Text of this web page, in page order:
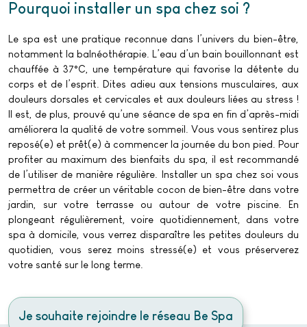
Pourquoi installer un spa chez soi ?
Le spa est une pratique reconnue dans l’univers du bien-être,
notamment la balnéothérapie. L’eau d’un bain bouillonnant est
chauffée à 37°C, une température qui favorise la détente du
corps et de l’esprit. Dites adieu aux tensions musculaires, aux
douleurs dorsales et cervicales et aux douleurs liées au stress !
Il est, de plus, prouvé qu’une séance de spa en fin d’après-midi
améliorera la qualité de votre sommeil. Vous vous sentirez plus
reposé(e) et prêt(e) à commencer la journée du bon pied. Pour
profiter au maximum des bienfaits du spa, il est recommandé
de l’utiliser de manière régulière. Installer un spa chez soi vous
permettra de créer un véritable cocon de bien-être dans votre
jardin, sur votre terrasse ou autour de votre piscine. En
plongeant régulièrement, voire quotidiennement, dans votre
spa à domicile, vous verrez disparaître les petites douleurs du
quotidien, vous serez moins stressé(e) et vous préserverez
votre santé sur le long terme.
Je souhaite rejoindre le réseau Be Spa